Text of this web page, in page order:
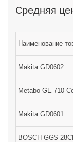
Средняя
Наименование
Makita GD0602
Metabo GE 710
Makita GD0601
BOSCH GGS